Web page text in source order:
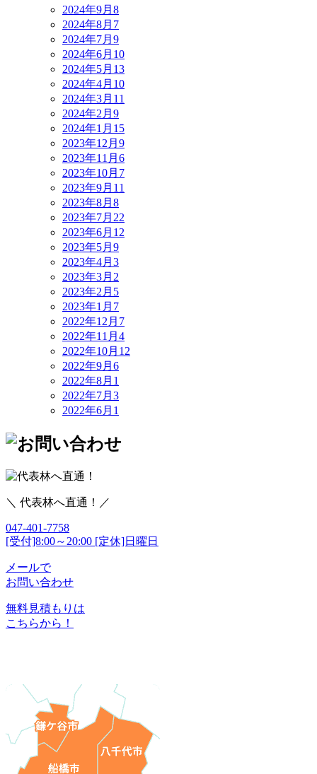
2024年9月 8
2024年8月 7
2024年7月 9
2024年6月 10
2024年5月 13
2024年4月 10
2024年3月 11
2024年2月 9
2024年1月 15
2023年12月 9
2023年11月 6
2023年10月 7
2023年9月 11
2023年8月 8
2023年7月 22
2023年6月 12
2023年5月 9
2023年4月 3
2023年3月 2
2023年2月 5
2023年1月 7
2022年12月 7
2022年11月 4
2022年10月 12
2022年9月 6
2022年8月 1
2022年7月 3
2022年6月 1
＼ 代表林へ直通！／
047-401-7758
[受付]8:00～20:00 [定休]日曜日
メールで
お問い合わせ
無料見積もりは
こちらから！